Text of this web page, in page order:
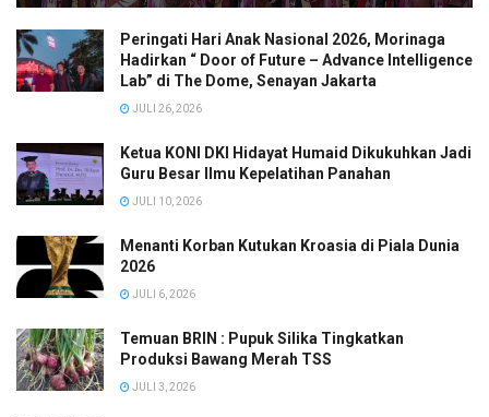
Peringati Hari Anak Nasional 2026, Morinaga
Hadirkan “ Door of Future – Advance Intelligence
Lab” di The Dome, Senayan Jakarta
JULI 26, 2026
Ketua KONI DKI Hidayat Humaid Dikukuhkan Jadi
Guru Besar Ilmu Kepelatihan Panahan
JULI 10, 2026
Menanti Korban Kutukan Kroasia di Piala Dunia
2026
JULI 6, 2026
Temuan BRIN : Pupuk Silika Tingkatkan
Produksi Bawang Merah TSS
JULI 3, 2026